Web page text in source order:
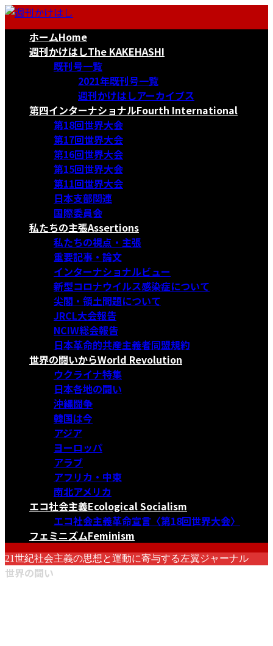
コ
ナ
ホームHome
週刊かけはしThe KAKEHASHI
既刊号一覧
2021年既刊号一覧
週刊かけはしアーカイブス
第四インターナショナルFourth International
第18回世界大会
第17回世界大会
第16回世界大会
第15回世界大会
第11回世界大会
日本支部関連
国際委員会
私たちの主張Assertions
私たちの視点・主張
重要記事・論文
インターナショナルビュー
新型コロナウイルス感染症について
尖閣・領土問題について
JRCL大会報告
NCIW総会報告
日本革命的共産主義者同盟規約
世界の闘いからWorld Revolution
ウクライナ特集
日本各地の闘い
沖縄闘争
韓国は今
アジア
ヨーロッパ
アラブ
アフリカ・中東
南北アメリカ
エコ社会主義Ecological Socialism
エコ社会主義革命宣言〈第18回世界大会〉
フェミニズムFeminism
21世紀社会主義の思想と運動に寄与する左翼ジャーナル
世界の闘い